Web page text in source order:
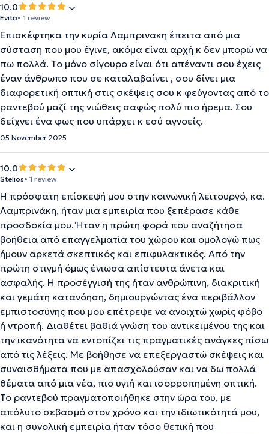
10.0
Evita• 1 review
Επισκέφτηκα την κυρία Λαμπρινακη έπειτα από μια
σύσταση που μου έγινε, ακόμα είναι αρχή κ δεν μπορώ να
πω πολλά. Το μόνο σίγουρο είναι ότι απέναντι σου έχεις
έναν άνθρωπο που σε καταλαβαίνει , σου δίνει μια
διαφορετική οπτική στις σκέψεις σου κ φεύγοντας από το
ραντεβού μαζί της νιώθεις σαφώς πολύ πιο ήρεμα. Σου
δείχνει ένα φως που υπάρχει κ εσύ αγνοείς.
05 November 2025
10.0
Stelios• 1 review
Η πρόσφατη επίσκεψή μου στην κοινωνική λειτουργό, κα.
Λαμπρινάκη, ήταν μια εμπειρία που ξεπέρασε κάθε
προσδοκία μου. Ήταν η πρώτη φορά που αναζήτησα
βοήθεια από επαγγελματία του χώρου και ομολογώ πως
ήμουν αρκετά σκεπτικός και επιφυλακτικός. Από την
πρώτη στιγμή όμως ένιωσα απίστευτα άνετα και
ασφαλής. Η προσέγγισή της ήταν ανθρώπινη, διακριτική
και γεμάτη κατανόηση, δημιουργώντας ένα περιβάλλον
εμπιστοσύνης που μου επέτρεψε να ανοιχτώ χωρίς φόβο
ή ντροπή. Διαθέτει βαθιά γνώση του αντικειμένου της και
την ικανότητα να εντοπίζει τις πραγματικές ανάγκες πίσω
από τις λέξεις. Με βοήθησε να επεξεργαστώ σκέψεις και
συναισθήματα που με απασχολούσαν και να δω πολλά
θέματα από μια νέα, πιο υγιή και ισορροπημένη οπτική.
Το ραντεβού πραγματοποιήθηκε στην ώρα του, με
απόλυτο σεβασμό στον χρόνο και την ιδιωτικότητά μου,
και η συνολική εμπειρία ήταν τόσο θετική που